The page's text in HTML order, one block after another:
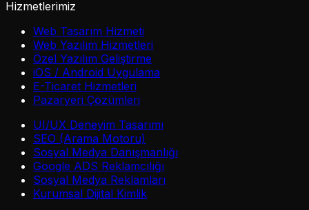
Hizmetlerimiz
Web Tasarım Hizmeti
Web Yazılım Hizmetleri
Özel Yazılım Geliştirme
iOS / Android Uygulama
E-Ticaret Hizmetleri
Pazaryeri Çözümleri
UI/UX Deneyim Tasarımı
SEO (Arama Motoru)
Sosyal Medya Danışmanlığı
Google ADS Reklamcılığı
Sosyal Medya Reklamları
Kurumsal Dijital Kimlik